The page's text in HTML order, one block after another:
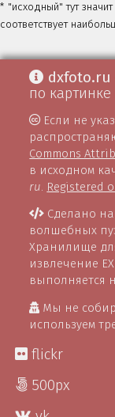
* "исходный" тут
соответствует
dxfoto.ru
по
Если не
Commons
в исходном
ru. Registered
Сделано на
волшебных
Хранилище
извлечение
выполняется
Мы не
используем
flickr
500px